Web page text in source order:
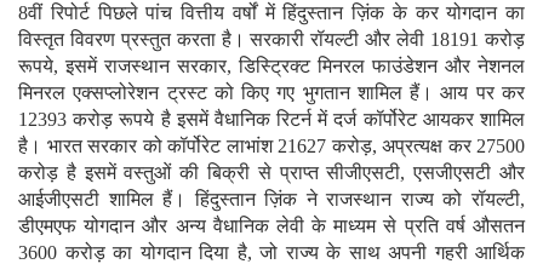
8वीं रिपोर्ट पिछले पांच वित्तीय वर्षों में हिंदुस्तान ज़िंक के कर योगदान का
विस्तृत विवरण प्रस्तुत करता है। सरकारी रॉयल्टी और लेवी 18191 करोड़
रूपये, इसमें राजस्थान सरकार, डिस्ट्रिक्ट मिनरल फाउंडेशन और नेशनल
मिनरल एक्सप्लोरेशन ट्रस्ट को किए गए भुगतान शामिल हैं। आय पर कर
12393 करोड़ रूपये है इसमें वैधानिक रिटर्न में दर्ज कॉर्पोरेट आयकर शामिल
है। भारत सरकार को कॉर्पोरेट लाभांश 21627 करोड़, अप्रत्यक्ष कर 27500
करोड़ है इसमें वस्तुओं की बिक्री से प्राप्त सीजीएसटी, एसजीएसटी और
आईजीएसटी शामिल हैं। हिंदुस्तान ज़िंक ने राजस्थान राज्य को रॉयल्टी,
डीएमएफ योगदान और अन्य वैधानिक लेवी के माध्यम से प्रति वर्ष औसतन
3600 करोड़ का योगदान दिया है, जो राज्य के साथ अपनी गहरी आर्थिक